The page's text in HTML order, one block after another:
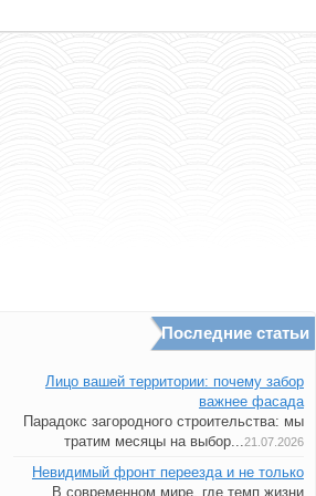
Последние статьи
Лицо вашей территории: почему забор
важнее фасада
Парадокс загородного строительства: мы
тратим месяцы на выбор...21.07.2026
Невидимый фронт переезда и не только
В современном мире, где темп жизни